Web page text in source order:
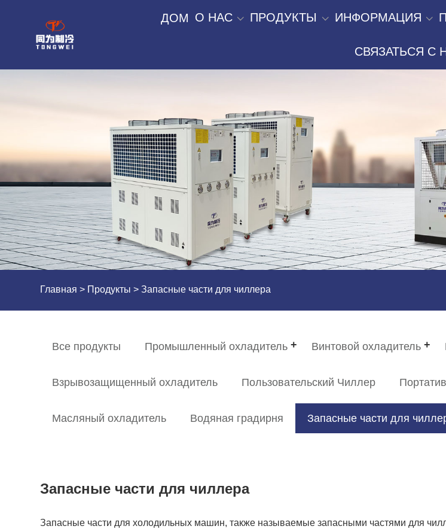
ДОМ О НАС ПРОДУКТЫ ИНФОРМАЦИЯ
СВЯЗАТЬСЯ С
Главная > Продукты > Запасные части для чиллера
Все продукты Промышленный охладитель Винтовой охладитель
Взрывозащищенный охладитель Пользовательский Чиллер
Масляный охладитель Водяная градирня Запасные части для
Запасные части для чиллера
Запасные части для холодильных машин, также называемые запасными частями для